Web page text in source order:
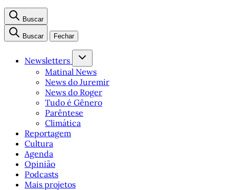
Buscar
Buscar Fechar
Newsletters
Matinal News
News do Juremir
News do Roger
Tudo é Gênero
Parêntese
Climática
Reportagem
Cultura
Agenda
Opinião
Podcasts
Mais projetos